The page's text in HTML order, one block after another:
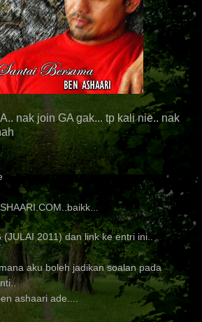
nak join GA gak... tp kali nie.. nak
baikk...
2011) dan link ke entri ini..
aku boleh jadikan soalan pada
ashaari ade....